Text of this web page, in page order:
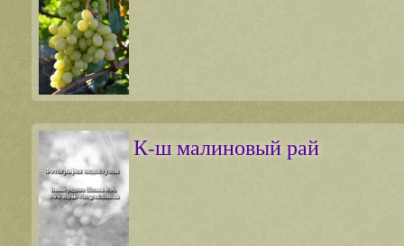
К-ш малиновый рай